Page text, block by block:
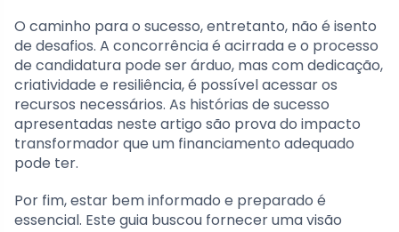
O caminho para o sucesso, entretanto, não é isento
de desafios. A concorrência é acirrada e o processo
de candidatura pode ser árduo, mas com dedicação,
criatividade e resiliência, é possível acessar os
recursos necessários. As histórias de sucesso
apresentadas neste artigo são prova do impacto
transformador que um financiamento adequado
pode ter.
Por fim, estar bem informado e preparado é
essencial. Este guia buscou fornecer uma visão